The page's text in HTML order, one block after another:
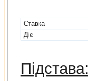
Cтавка
Діє
Підстава: